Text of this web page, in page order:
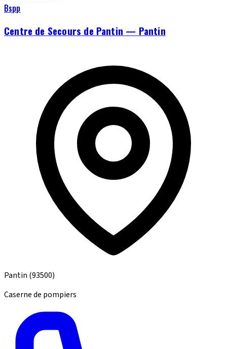
Bspp
Centre de Secours de Pantin — Pantin
Pantin (93500)
Caserne de pompiers